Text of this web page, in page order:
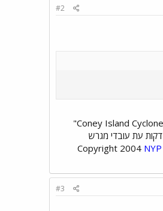
#2
בעוד שאת רכבת ישראל עצר היום סוס שחדר למתחם המסילות לייד תחנת השלום בתל אביב (חדשות ערוץ 2) את רכבת ההרים המפורסמת "Coney Island Cyclone"
עצרה פיאה של אישה אשר התעופפה ברוח והסתבכה בגלגלי רכבת ההרים עת זו הייתה בשיא עליה. קרונות רכבת ההרים ניבלמו למשך כ-30 דקות עת עובדי מגרש
NYP
#3